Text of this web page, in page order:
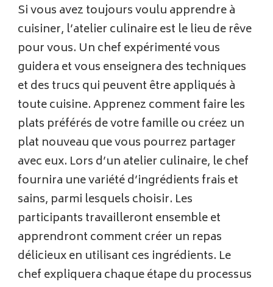
Si vous avez toujours voulu apprendre à
cuisiner, l’atelier culinaire est le lieu de rêve
pour vous. Un chef expérimenté vous
guidera et vous enseignera des techniques
et des trucs qui peuvent être appliqués à
toute cuisine. Apprenez comment faire les
plats préférés de votre famille ou créez un
plat nouveau que vous pourrez partager
avec eux. Lors d’un atelier culinaire, le chef
fournira une variété d’ingrédients frais et
sains, parmi lesquels choisir. Les
participants travailleront ensemble et
apprendront comment créer un repas
délicieux en utilisant ces ingrédients. Le
chef expliquera chaque étape du processus